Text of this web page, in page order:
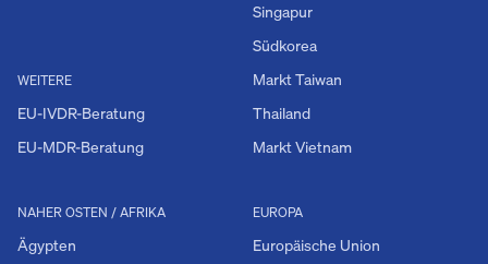
WEITERE
EU-IVDR-Beratung
EU-MDR-Beratung
EUROPA
Europäische Union
NAHER OSTEN / AFRIKA
Ägypten
Singapur
Südkorea
Markt Taiwan
Thailand
Markt Vietnam